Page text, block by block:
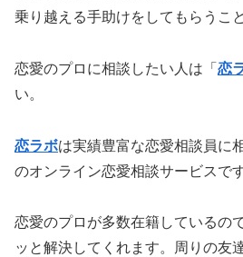
乗り越える手助けをしてもらう こ
恋愛のプロに相談したい人は「 恋
い。
恋ラボは実績豊富な恋愛相談員に
のオンライン恋愛相談サービスです
恋愛のプロが多数在籍しているの
ッと解決してくれます。
周りの友